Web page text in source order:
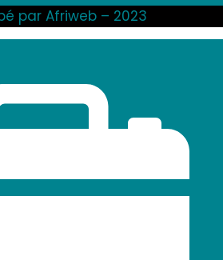
par Afriweb – 2023